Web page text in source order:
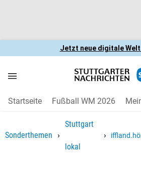
Jetzt neue digitale
Startseite Fußball WM 2026
Sonderthemen ›
Stuttgart
lokal
›